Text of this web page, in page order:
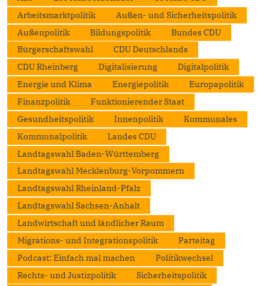
Arbeitsmarktpolitik
Außen- und Sicherheitspolitik
Außenpolitik
Bildungspolitik
Bundes CDU
Bürgerschaftswahl
CDU Deutschlands
CDU Rheinberg
Digitalisierung
Digitalpolitik
Energie und Klima
Energiepolitik
Europapolitik
Finanzpolitik
Funktionierender Staat
Gesundheitspolitik
Innenpolitik
Kommunales
Kommunalpolitik
Landes CDU
Landtagswahl Baden-Württemberg
Landtagswahl Mecklenburg-Vorpommern
Landtagswahl Rheinland-Pfalz
Landtagswahl Sachsen-Anhalt
Landwirtschaft und ländlicher Raum
Migrations- und Integrationspolitik
Parteitag
Podcast: Einfach mal machen
Politikwechsel
Rechts- und Justizpolitik
Sicherheitspolitik